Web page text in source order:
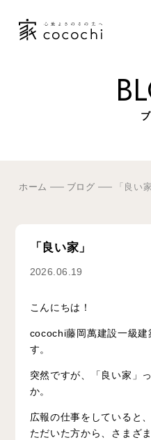
ホーム ブログ 「良い
「良い家」
2026.06.19
こんにちは！
cocochi藤岡萬建設一級
す。
突然ですが、「良い家」
か。
広報の仕事をしていると
ただいた方から、さまざ